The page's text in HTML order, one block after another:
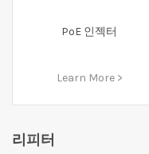
PoE 인젝터
Learn More >
리피터